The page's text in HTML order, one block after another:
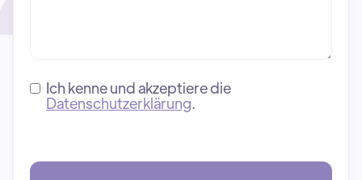
Ich kenne und akzeptiere die
Datenschutzerklärung